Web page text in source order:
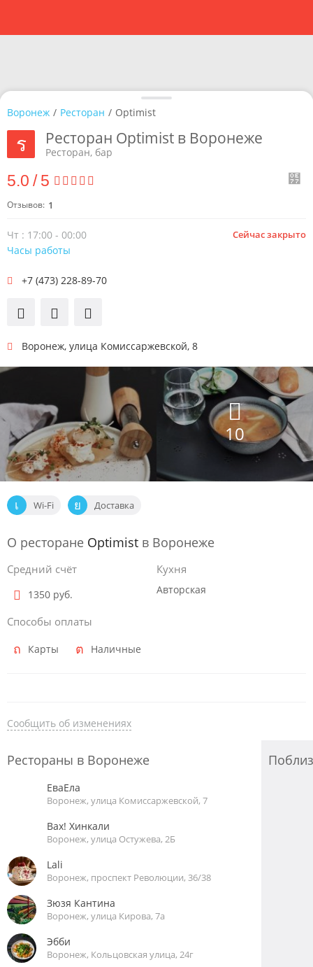
10
Wi-Fi Доставка
Воронеж / Ресторан / Optimist
Ресторан Optimist в Воронеже
Ресторан, бар
5.0 / 5
Отзывов: 1
+7 (473) 228-89-70
Воронеж, улица Комиссаржевской, 8
Сейчас закрыто
Чт : 17:00 - 00:00
Часы работы
О ресторане Optimist в Воронеже
Средний счёт
1350 руб.
Способы оплаты
Карты Наличные
Кухня
Авторская
Сообщить об изменениях
Рестораны в Воронеже
ЕваЕла
Воронеж, улица Комиссаржевской, 7
Вах! Хинкали
Воронеж, улица Остужева, 2Б
Lali
Воронеж, проспект Революции, 36/38
Зюзя Кантина
Воронеж, улица Кирова, 7а
Эбби
Воронеж, Кольцовская улица, 24г